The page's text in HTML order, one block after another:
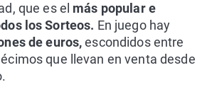
que es el más popular e
los Sorteos. En juego hay
de euros,escondidos entre
que llevan en venta desde